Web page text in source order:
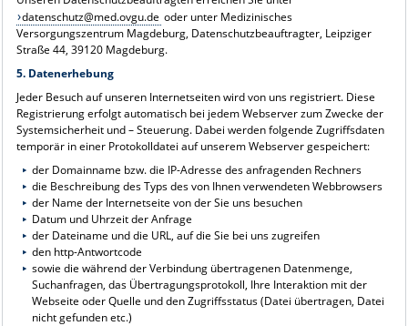
datenschutz@med.ovgu.de oder unter Medizinisches
Versorgungszentrum Magdeburg, Datenschutzbeauftragter, Leipziger
Straße 44, 39120 Magdeburg.
5. Datenerhebung
Jeder Besuch auf unseren Internetseiten wird von uns registriert. Diese
Registrierung erfolgt automatisch bei jedem Webserver zum Zwecke der
Systemsicherheit und – Steuerung. Dabei werden folgende Zugriffsdaten
temporär in einer Protokolldatei auf unserem Webserver gespeichert:
der Domainname bzw. die IP-Adresse des anfragenden Rechners
die Beschreibung des Typs des von Ihnen verwendeten Webbrowsers
der Name der Internetseite von der Sie uns besuchen
Datum und Uhrzeit der Anfrage
der Dateiname und die URL, auf die Sie bei uns zugreifen
den http-Antwortcode
sowie die während der Verbindung übertragenen Datenmenge,
Suchanfragen, das Übertragungsprotokoll, Ihre Interaktion mit der
Webseite oder Quelle und den Zugriffsstatus (Datei übertragen, Datei
nicht gefunden etc.)